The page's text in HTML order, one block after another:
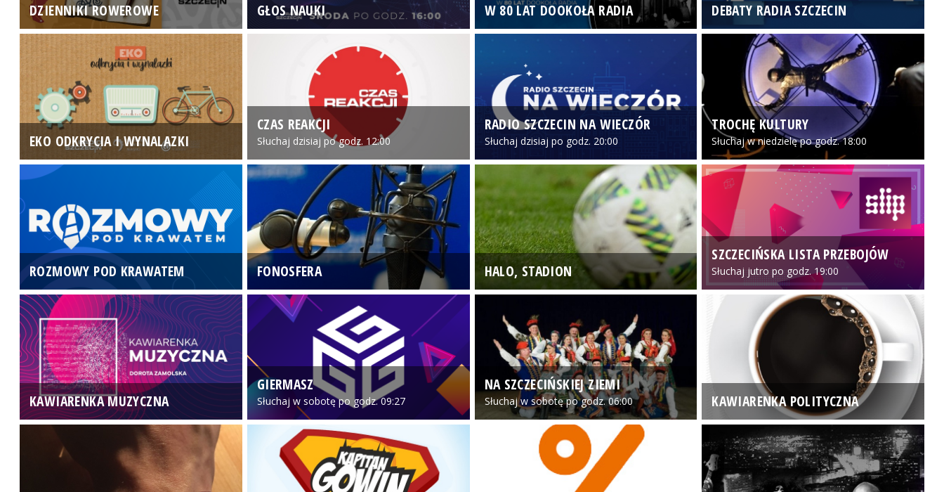
DZIENNIKI ROWEROWE GŁOS NAUKI W 80 LAT DOOKOŁA RADIA DEBATY RADIA SZCZECIN
EKO ODKRYCIA I WYNALAZKI
CZAS REAKCJI
Słuchaj dzisiaj po godz. 12:00
RADIO SZCZECIN NA WIECZÓR
Słuchaj dzisiaj po godz. 20:00
TROCHĘ KULTURY
Słuchaj w niedzielę po godz. 18:00
ROZMOWY POD KRAWATEM FONOSFERA HALO, STADION
SZCZECIŃSKA LISTA PRZEBOJÓW
Słuchaj jutro po godz. 19:00
KAWIARENKA MUZYCZNA
GIERMASZ
Słuchaj w sobotę po godz. 09:27
NA SZCZECIŃSKIEJ ZIEMI
Słuchaj w sobotę po godz. 06:00 KAWIARENKA POLITYCZNA